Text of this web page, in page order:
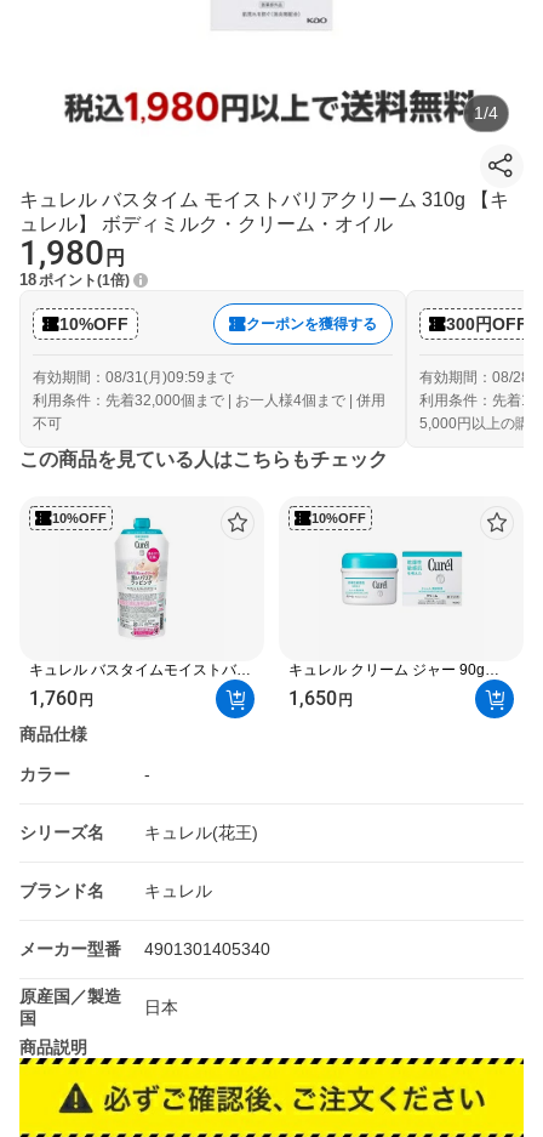
1/4
キュレル バスタイム モイストバリアクリーム 310g 【キ
ュレル】 ボディミルク・クリーム・オイル
1,980 円
18ポイント 1倍
10%OFF クーポンを獲得する
有効期間：08/31(月)09:59まで
利用条件：先着32,000個まで | お一人様4個まで | 併用
不可
300円OFF
有効期間：08/28(
利用条件：先着
5,000円以上の購
この商品を見ている人はこちらもチェック
10%OFF
キュレル バスタイムモイストバリ
アクリーム つけかえ用 310g 【キ
ュレル】 ボディミルク・クリー
ム・オイル
1,760円
10%OFF
キュレル クリーム ジャー 90g
【キュレル】 薬用保湿
1,650円
商品仕様
カラー -
シリーズ名 キュレル(花王)
ブランド名 キュレル
メーカー型番 4901301405340
原産国／製造
国
日本
商品説明